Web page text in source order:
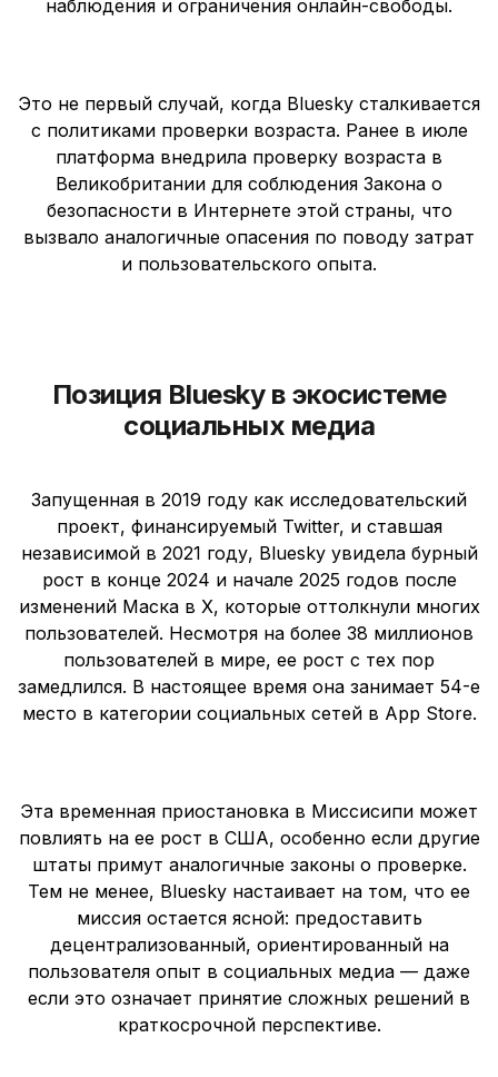
наблюдения и ограничения онлайн-свободы.
Это не первый случай, когда Bluesky сталкивается
с политиками проверки возраста. Ранее в июле
платформа внедрила проверку возраста в
Великобритании для соблюдения Закона о
безопасности в Интернете этой страны, что
вызвало аналогичные опасения по поводу затрат
и пользовательского опыта.
Позиция Bluesky в экосистеме
социальных медиа
Запущенная в 2019 году как исследовательский
проект, финансируемый Twitter, и ставшая
независимой в 2021 году, Bluesky увидела бурный
рост в конце 2024 и начале 2025 годов после
изменений Маска в X, которые оттолкнули многих
пользователей. Несмотря на более 38 миллионов
пользователей в мире, ее рост с тех пор
замедлился. В настоящее время она занимает 54-е
место в категории социальных сетей в App Store.
Эта временная приостановка в Миссисипи может
повлиять на ее рост в США, особенно если другие
штаты примут аналогичные законы о проверке.
Тем не менее, Bluesky настаивает на том, что ее
миссия остается ясной: предоставить
децентрализованный, ориентированный на
пользователя опыт в социальных медиа — даже
если это означает принятие сложных решений в
краткосрочной перспективе.